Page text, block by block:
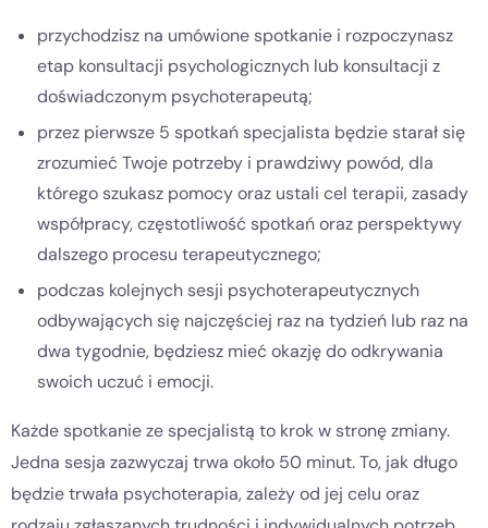
przychodzisz na umówione spotkanie i rozpoczynasz
etap konsultacji psychologicznych lub konsultacji z
doświadczonym psychoterapeutą;
przez pierwsze 5 spotkań specjalista będzie starał się
zrozumieć Twoje potrzeby i prawdziwy powód, dla
którego szukasz pomocy oraz ustali cel terapii, zasady
współpracy, częstotliwość spotkań oraz perspektywy
dalszego procesu terapeutycznego;
podczas kolejnych sesji psychoterapeutycznych
odbywających się najczęściej raz na tydzień lub raz na
dwa tygodnie, będziesz mieć okazję do odkrywania
swoich uczuć i emocji.
Każde spotkanie ze specjalistą to krok w stronę zmiany.
Jedna sesja zazwyczaj trwa około 50 minut. To, jak długo
będzie trwała psychoterapia, zależy od jej celu oraz